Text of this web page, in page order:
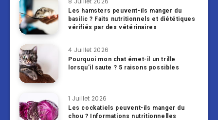
Les hamsters peuvent-ils manger du
basilic ? Faits nutritionnels et diététiques
vérifiés par des vétérinaires
4 Juillet 2026
Pourquoi mon chat émet-il un trille
lorsqu’il saute ? 5 raisons possibles
1 Juillet 2026
Les cockatiels peuvent-ils manger du
chou ? Informations nutritionnelles